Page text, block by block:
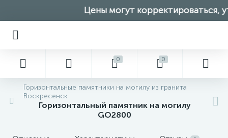
Цены могут корректироваться,
0 0
Горизонтальные памятники на могилу из гранита
Воскресенск
Горизонтальный памятник на могилу
GO2800